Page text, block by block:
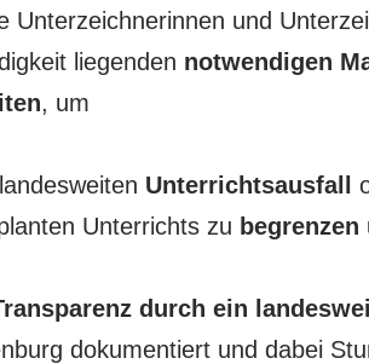
Unterzeichnerinnen und
liegenden notwendigen
, um
Unterrichtsausfall
Unterrichts zu begrenzen
durch ein
dokumentiert und dabei